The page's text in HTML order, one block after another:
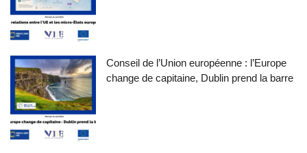
Conseil de l’Union européenne : l’Europe
change de capitaine, Dublin prend la barre